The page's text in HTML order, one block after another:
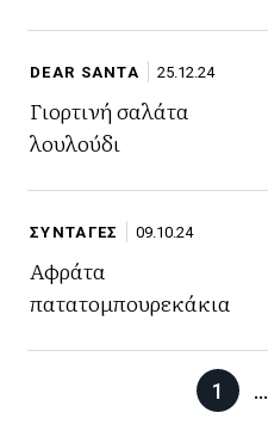
DEAR SANTA 25.12.24
Γιορτινή σαλάτα
λουλούδι
ΣΥΝΤΑΓΕΣ 09.10.24
Αφράτα
πατατομπουρεκάκια
1 …